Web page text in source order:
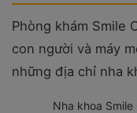
Phòng khám Smile
con người và máy
những địa chỉ nha
Nha khoa